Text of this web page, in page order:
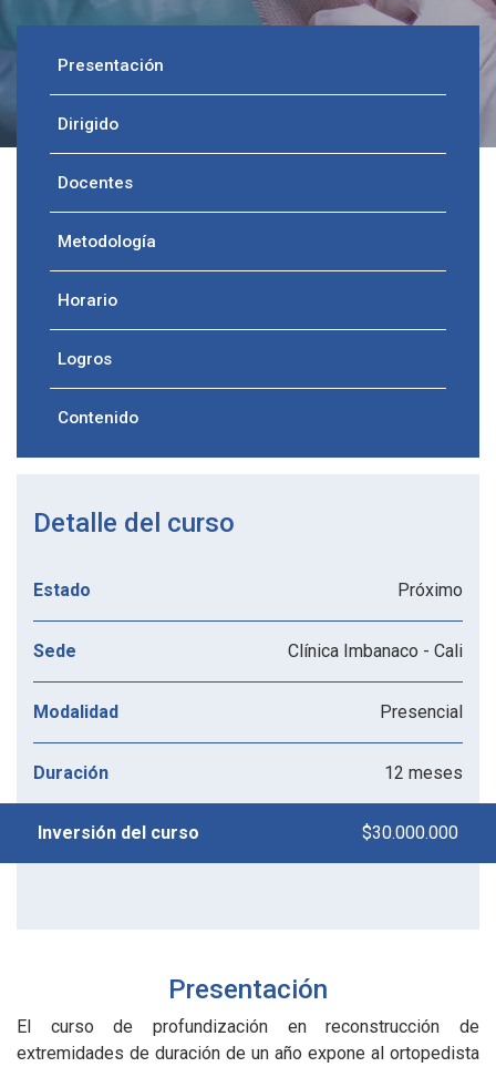
Presentación
Dirigido
Docentes
Metodología
Horario
Logros
Contenido
Presentación
El curso de profundización en reconstrucción de
extremidades de duración de un año expone al ortopedista
Detalle del curso
Estado Próximo
Sede Clínica Imbanaco - Cali
Modalidad Presencial
Duración 12 meses
Inversión del curso $30.000.000